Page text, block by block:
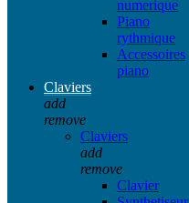
numerique
Piano
rythmique
Accessoires
piano
Claviers
add
remove
Claviers
add
remove
Clavier